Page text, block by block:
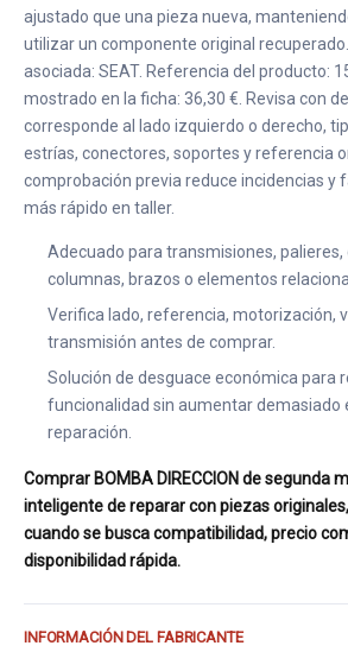
ajustado que una pieza nueva,
utilizar un componente original
asociada: SEAT. Referencia del producto:
mostrado en la ficha: 36,30 €. Revisa con
corresponde al lado izquierdo o derecho,
estrías, conectores, soportes y referencia
comprobación previa reduce incidencias y
más rápido en taller.
Adecuado para transmisiones,
columnas, brazos o elementos
Verifica lado, referencia, motorización,
transmisión antes de comprar.
Solución de desguace económica para
funcionalidad sin aumentar demasiado
reparación.
Comprar BOMBA DIRECCION de segunda
inteligente de reparar con piezas
cuando se busca compatibilidad, precio
disponibilidad rápida.
INFORMACIÓN DEL FABRICANTE